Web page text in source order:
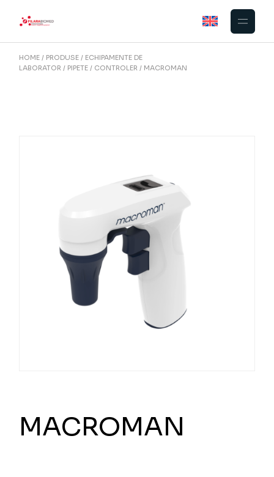
HOME PRODUSE
ECHIPAMENTE DE
LABORATOR
PIPETE CONTROLER MACROMAN
MACROMAN